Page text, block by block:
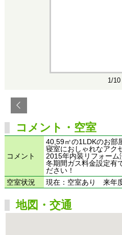
1/10
コメント・空室
コメント
40,59㎡の1LDKのお部
寝室におしゃれなアク
2015年内装リフォーム
冬期間ガス料金設定有
ださい！
空室状況
現在：空室あり 来年
地図・交通